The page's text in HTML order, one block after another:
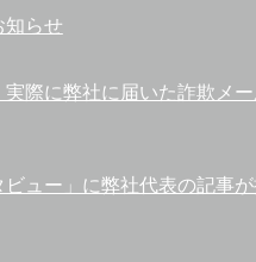
知らせ
実際に弊社に届いた詐欺メ
ビュー」に弊社代表の記事